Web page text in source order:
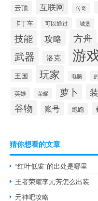
云顶 互联网 传奇
卡丁车
可以通过 城堡
技能 攻略 方舟
武器 洛克 游
王国 玩家 电脑
英雄 荣耀 萝卜
谷物 账号 跑跑
猜你想看的文章
“红叶低窗”的出处是哪里
王者荣耀李元芳怎么出装
元神吧攻略